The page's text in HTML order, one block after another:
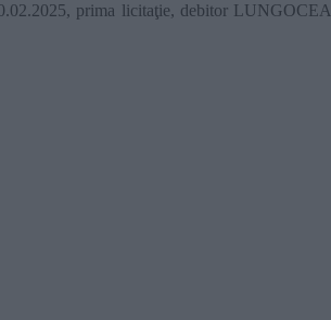
prima licitaţie, debitor LUNGOCEA